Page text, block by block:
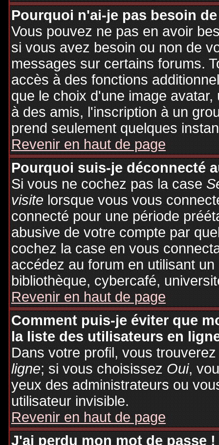
Pourquoi n'ai-je pas besoin
Vous pouvez ne pas en avoir
si vous avez besoin ou non de
messages sur certains forums.
accès à des fonctions
que le choix d'une image
à des amis, l'inscription à un
prend seulement quelques
Revenir en haut de page
Pourquoi suis-je déconnecté
Si vous ne cochez pas la case
visitelorsque vous vous
connecté pour une période
abusive de votre compte par
cochez la case en vous
accédez au forum en utilisant
bibliothèque, cybercafé,
Revenir en haut de page
Comment puis-je éviter que
la liste des utilisateurs en
Dans votre profil, vous
ligne; si vous choisissezOui,
yeux des administrateurs ou
utilisateur invisible.
Revenir en haut de page
J'ai perdu mon mot de passe !